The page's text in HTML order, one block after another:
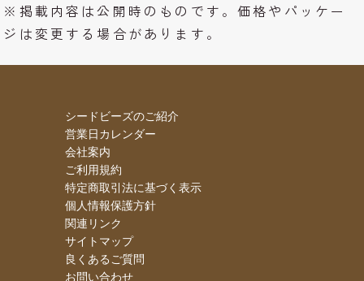
※掲載内容は公開時のものです。価格やパッケー
ジは変更する場合があります。
シードビーズのご紹介
営業日カレンダー
会社案内
ご利用規約
特定商取引法に基づく表示
個人情報保護方針
関連リンク
サイトマップ
良くあるご質問
お問い合わせ